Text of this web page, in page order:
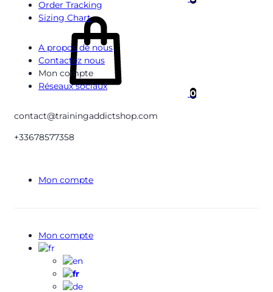
0
Order Tracking
Sizing Chart
A propos de nous
Contactez nous
Mon compte
Réseaux sociaux
contact@trainingaddictshop.com
+33678577358
Mon compte
Mon compte